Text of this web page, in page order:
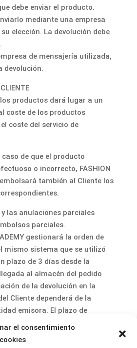
el consentimiento
debe enviar el producto.
mediante una empresa
elección. La devolución debe
de mensajería utilizada,
devolución.
productos dará lugar a un
coste de los productos
coste del servicio de
de que el producto
o incorrecto, FASHION
también al Cliente los
las anulaciones parciales
parciales.
gestionará la orden de
mismo sistema que se utilizó
plazo de 3 días desde la
al almacén del pedido
de la devolución en la
Cliente dependerá de la
emisora. El plazo de
hasta 7 días para las tarjetas
30 días para las tarjetas de